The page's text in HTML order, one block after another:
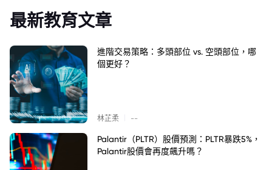
最新教育文章
進階交易策略：多頭部位 vs. 空頭部位，哪
個更好？
林芷柔 --
Palantir（PLTR）股價預測：PLTR暴跌5%，
Palantir股價會再度飆升嗎？